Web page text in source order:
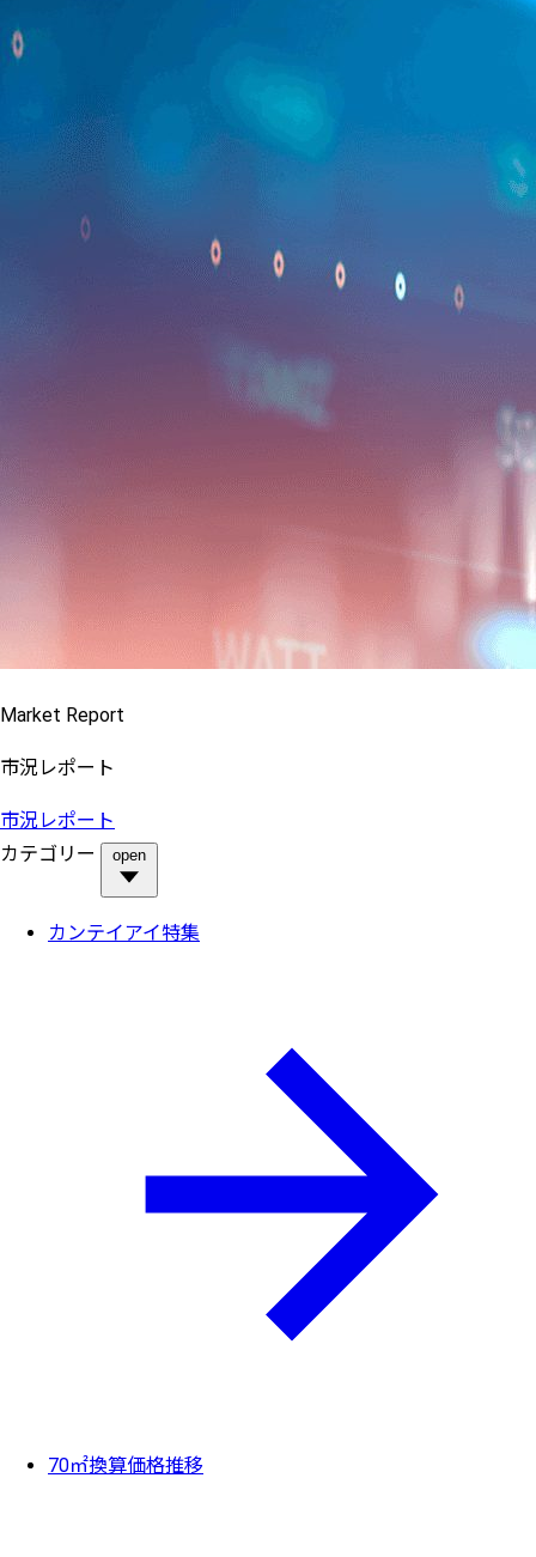
Market Report
市況レポート
市況レポート
カテゴリー
open
カンテイアイ特集
70㎡換算価格推移